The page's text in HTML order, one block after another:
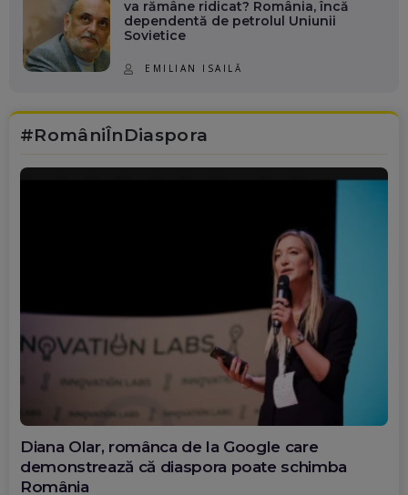
va rămâne ridicat? România, încă
dependentă de petrolul Uniunii
Sovietice
EMILIAN ISAILĂ
#RomâniÎnDiaspora
Diana Olar, românca de la Google care
demonstrează că diaspora poate schimba
România